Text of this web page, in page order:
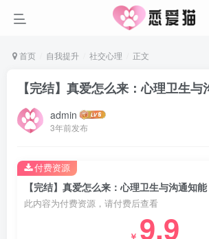
首页 自我提升 社交心理 正文
【完结】真爱怎么来：心理卫生与
admin
3年前发布
【完结】真爱怎么来：心理卫生与沟通知能
此内容为付费资源，请付费后查看
￥ 9.9
付费资源